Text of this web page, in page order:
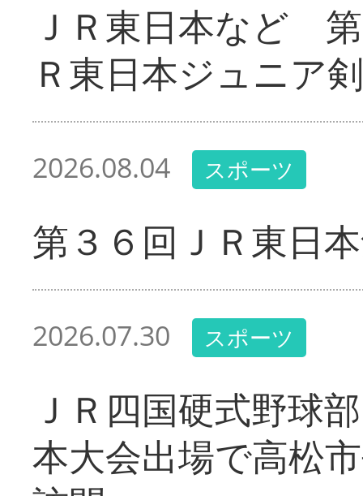
ＪＲ東日本など
Ｒ東日本ジュニア
2026.08.04 スポーツ
第３６回ＪＲ東日
2026.07.30 スポーツ
ＪＲ四国硬式野球
本大会出場で高松